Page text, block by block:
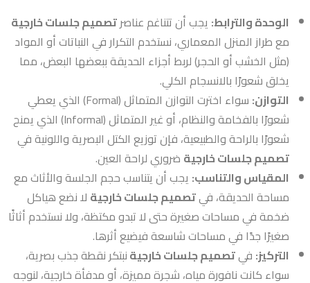
الوحدة والترابط: يجب أن تتناغم عناصرتصميم جلسات خارجية
مع طراز المنزل المعماري، نستخدم التكرار في النباتات أو المواد
(مثل الخشب أو الحجر) لربط أجزاء الحديقة ببعضها البعض، مما
يخلق شعورًا بالانسجام الكلي.
التوازن:
سواء اخترت التوازن المتماثل (Formal) الذي يعطي
شعورًا بالفخامة والنظام، أو غير المتماثل (Informal) الذي يمنح
شعورًا بالراحة والطبيعية، فإن توزيع الكتل البصرية واللونية في
تصميم جلسات خارجية ضروري لراحة العين.
المقياس والتناسب: يجب أن يتناسب حجم الجلسة والأثاث مع
مساحة الحديقة، فيتصميم جلسات خارجية لا نضع هياكل
ضخمة في مساحات صغيرة حتى لا تبدو مكتظة، ولا نستخدم أثاثًا
صغيرًا جدًا في مساحات شاسعة فيضيع أثرها.
التركيز: فيتصميم جلسات خارجيةنبتكر نقطة جذب بصرية،
سواء كانت نافورة مياه، شجرة مميزة، أو مدفأة خارجية، لنوجه